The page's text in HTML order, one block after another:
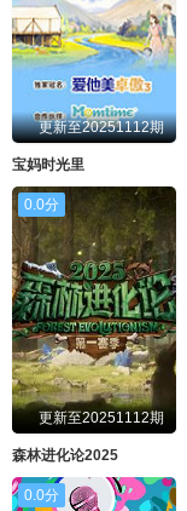
更新至20251112期
宝妈时光里
0.0分
更新至20251112期
森林进化论2025
0.0分